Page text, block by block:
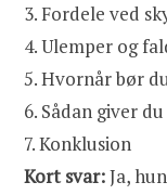
3. Fordele ved
4.Ulemper og
5.Hvornår bør
6. Sådan giver
7.Konklusion
Kort svar:Ja,